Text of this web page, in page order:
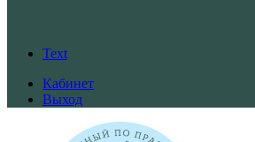
Text
Кабинет
Выход